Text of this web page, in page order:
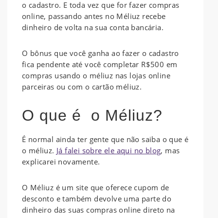
o cadastro. E toda vez que for fazer compras
online, passando antes no Méliuz recebe
dinheiro de volta na sua conta bancária.
O bônus que você ganha ao fazer o cadastro
fica pendente até você completar R$500 em
compras usando o méliuz nas lojas online
parceiras ou com o cartão méliuz.
O que é o Méliuz?
É normal ainda ter gente que não saiba o que é
o méliuz. Já falei sobre ele aqui no blog, mas
explicarei novamente.
O Méliuz é um site que oferece cupom de
desconto e também devolve uma parte do
dinheiro das suas compras online direto na